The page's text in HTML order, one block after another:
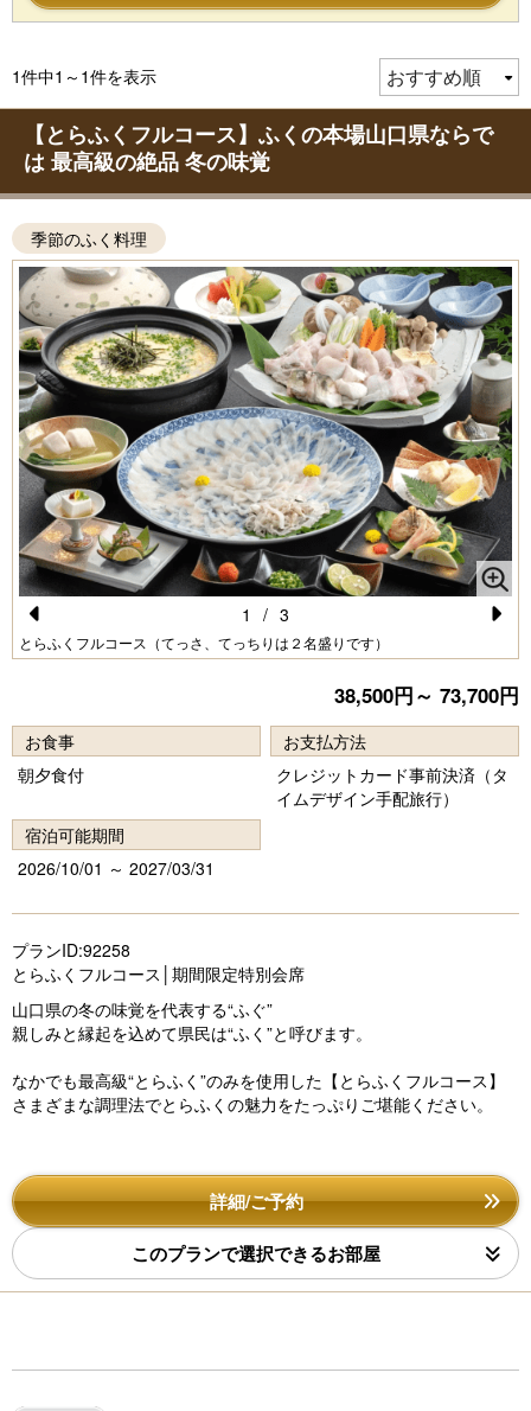
1件中1～1件を表示
【とらふくフルコース】ふくの本場山口県ならで
は 最高級の絶品 冬の味覚
季節のふく料理
Pr
o
u
s
とらふくフルコース（てっさ、てっちりは２名盛りです）
e
xt
1 / 3
38,500円～ 73,700円
お食事
朝夕食付
お支払方法
クレジットカード事前決済（タ
イムデザイン手配旅行）
宿泊可能期間
2026/10/01 ～ 2027/03/31
プランID:92258
とらふくフルコース│期間限定特別会席
山口県の冬の味覚を代表する“ふぐ”
親しみと縁起を込めて県民は“ふく”と呼びます。
なかでも最高級“とらふく”のみを使用した【とらふくフルコース】
さまざまな調理法でとらふくの魅力をたっぷりご堪能ください。
詳細/ご予約
このプランで選択できるお部屋